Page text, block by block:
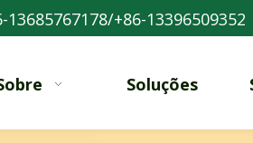
13685767178/+86-13396509352
Soluções